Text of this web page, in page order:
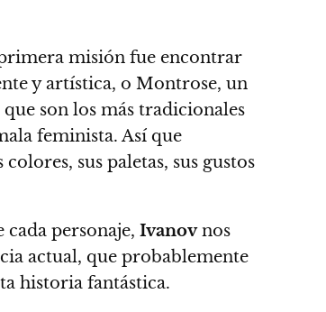
primera misión fue encontrar
y artística, o Montrose, un
son los más tradicionales
feminista. Así que
sus paletas, sus gustos
personaje, Ivanovnos
actual, que probablemente
historia fantástica.